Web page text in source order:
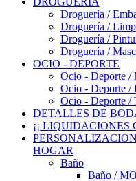
Droguería /
Droguería /
Droguería /
Droguería /
OCIO - DEPORTE
Ocio - Deporte /
Ocio - Deporte /
Ocio - Deporte /
DETALLES DE
¡¡ LIQUIDACIONES
HOGAR
Baño
Baño /